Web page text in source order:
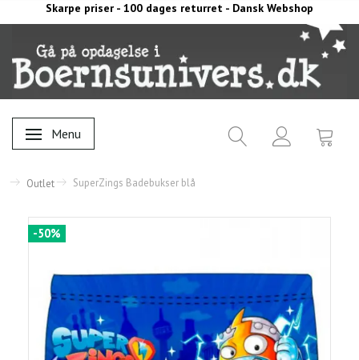
Skarpe priser - 100 dages returret - Dansk Webshop
Skifte navigation
Menu
Outlet SuperZings Badebukser blå
-50%